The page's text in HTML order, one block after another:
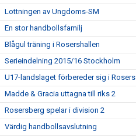
Lottningen av Ungdoms-SM
En stor handbollsfamilj
Blågul träning i Rosershallen
Serieindelning 2015/16 Stockholm
U17-landslaget förbereder sig i Rosers
Madde & Gracia uttagna till riks 2
Rosersberg spelar i division 2
Värdig handbollsavslutning